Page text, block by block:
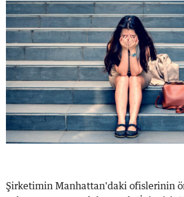
Şirketimin Manhattan'daki ofislerinin